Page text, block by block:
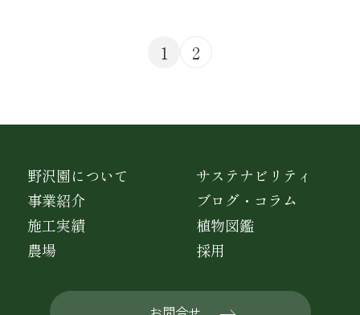
1 2
野沢園について
事業紹介
施工実績
農場
サステナビリティ
ブログ・コラム
植物図鑑
採用